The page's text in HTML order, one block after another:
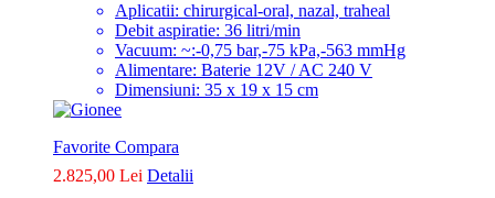
Aplicatii: chirurgical-oral, nazal, traheal
Debit aspiratie: 36 litri/min
Vacuum: ~:-0,75 bar,-75 kPa,-563 mmHg
Alimentare: Baterie 12V / AC 240 V
Dimensiuni: 35 x 19 x 15 cm
Favorite Compara
2.825,00 Lei Detalii